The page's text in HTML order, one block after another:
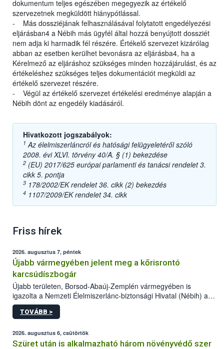
dokumentum teljes egészében megegyezik az értékelő
szervezetnek megküldött hiánypótlással.
- Más dossziéjának felhasználásával folytatott engedélyezési
eljárásban4 a Nébih más ügyfél által hozzá benyújtott dossziét
nem adja ki harmadik fél részére. Értékelő szervezet kizárólag
abban az esetben kerülhet bevonásra az eljárásba4, ha a
Kérelmező az eljáráshoz szükséges minden hozzájárulást, és az
értékeléshez szükséges teljes dokumentációt megküldi az
értékelő szervezet részére.
- Végül az értékelő szervezet értékelési eredménye alapján a
Nébih dönt az engedély kiadásáról.
Hivatkozott jogszabályok:
1 Az élelmiszerláncról és hatósági felügyeletéről szóló
2008. évi XLVI. törvény 40/A. § (1) bekezdése
2 (EU) 2017/625 európai parlamenti és tanácsi rendelet 3.
cikk 5. pontja
3 178/2002/EK rendelet 36. cikk (2) bekezdés
4 1107/2009/EK rendelet 34. cikk
Friss hírek
2026. augusztus 7, péntek
Újabb vármegyében jelent meg a kőrisrontó
karcsúdíszbogár
Újabb területen, Borsod-Abaúj-Zemplén vármegyében is
igazolta a Nemzeti Élelmiszerlánc-biztonsági Hivatal (Nébih) a
kőrisrontó karcsúdíszbogár (Agrilus planipennis) jelenlétét. A
kártevőt nem csak színcsapdában találták meg, de már fertőzött
az intenzív felderítést, emellett az intézkedéseket a szlovák
hatósággal is összehangolják a terjedés megállítása érdekében.
TOVÁBB >
2026. augusztus 6, csütörtök
Szüret után is alkalmazható három növényvédő szer